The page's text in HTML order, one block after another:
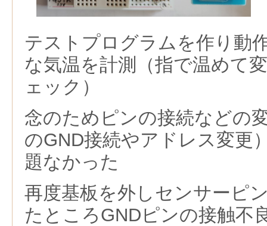
テストプログラムを作り動
な気温を計測（指で温めて
ェック）
念のためピンの接続などの
のGND接続やアドレス変更
題なかった
再度基板を外しセンサーピ
たところGNDピンの接触不